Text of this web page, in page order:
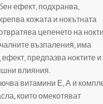
ефект, подхранва,
кожата и нокътната
цепенето на
възпаления, има
предпазва ноктите и
влияния.
витамини Е, А и
които омекотяват